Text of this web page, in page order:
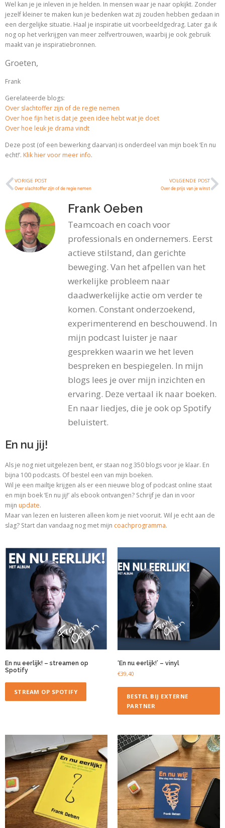
Wel kan je je inleven in je helden. In mensen waar je naar opkijkt. Zonder
jezelf kleiner te maken kun je bedenken wat zij zouden hebben gedaan in
een dergelijke situatie. Haal je inspiratie uit voorbeeldgedrag. Later ga ik
nog op het verkrijgen van meer zelfvertrouwen, waarbij je ook gebruik
maakt van je inspiratiebronnen.
Groeten,
Frank
Gerelateerde blogs:
Over slachtoffer zijn of de regie nemen
Over hoe fijn het is dat je geen idee hebt wat je doet
Over hoe leuk je drama vindt
Deze post (of een bewerking daarvan) is onderdeel van mijn boek ‘En nu
echt!’. Klik hier voor meer info.
VORIGE POST
Over slachtoffer zijn of de regie nemen
VOLGENDE POST
Over de prijs van je winst
Frank Oeben
Teamcoach en coach voor
professionals en ondernemers. Eerst
actieve stilstand, dan gerichte
beweging. Van het afpellen van het
werkelijke probleem naar
daadwerkelijke actie om verder te
komen. Constant onderzoekend,
experimenterend en beschouwend. In
mijn podcast luister je naar
gesprekken waarin we het leven
bespreken en bespiegelen. In mijn
blogs lees je over mijn inzichten en
ervaring. Deze vertaal ik naar boeken.
En naar liedjes, die je ook op Spotify
beluistert.
En nu jij!
Als je nog niet uitgelezen bent, er staan nog 350 blogs voor je klaar. En
bijna 100 podcasts. Of bestel een van mijn boeken.
Wil je een mailtje krijgen als er een nieuwe blog of podcast online staat
en mijn boek ‘En nu jij!’ als ebook ontvangen? Schrijf je dan in voor
mijn update.
Maar van lezen en luisteren alleen kom je niet vooruit. Wil je echt aan de
slag? Start dan vandaag nog met mijn coachprogramma.
En nu eerlijk! – streamen op
Spotify
STREAM OP SPOTIFY
‘En nu eerlijk!’ – vinyl
€39,40
BESTEL BIJ EXTERNE
PARTNER